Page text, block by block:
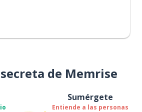
de Memrise
Sumérgete
Entiende a las personas